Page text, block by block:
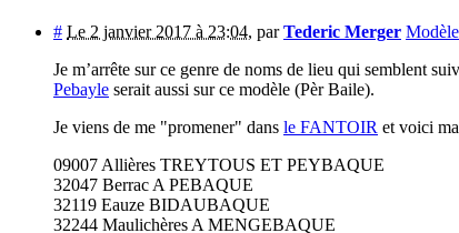
# Le 2 janvier 2017 à 23:04, parTederic Merger
Je m’arrête sur ce genre de noms de lieu qui semblent
Pebayle serait aussi sur ce modèle (Pèr Baile).
Je viens de me "promener" dans le FANTOIR et voici
09007 Allières TREYTOUS ET PEYBAQUE
32047 Berrac A PEBAQUE
32119 Eauze BIDAUBAQUE
32244 Maulichères A MENGEBAQUE